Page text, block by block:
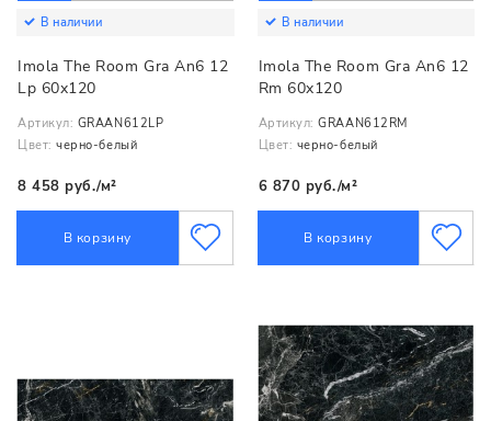
В наличии
Imola The Room Gra An6 12
Lp 60x120
Артикул: GRAAN612LP
Цвет: черно-белый
8 458 руб./м²
В корзину
В наличии
Imola The Room Gra An6 12
Rm 60x120
Артикул: GRAAN612RM
Цвет: черно-белый
6 870 руб./м²
В корзину